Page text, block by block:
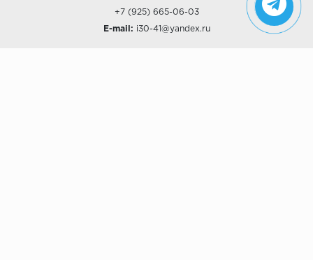
+7 (925) 665-06-03
E-mail: i30-41@yandex.ru